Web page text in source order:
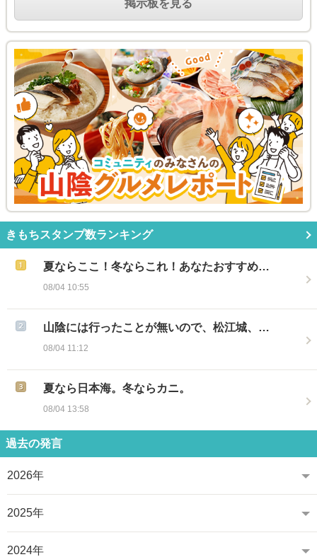
掲示板を見る
きもちスタンプ数ランキング
夏ならここ！冬ならこれ！あなたおすすめ…
08/04 10:55
山陰には行ったことが無いので、松江城、…
08/04 11:12
夏なら日本海。冬ならカニ。
08/04 13:58
過去の発言
2026年
2025年
2024年